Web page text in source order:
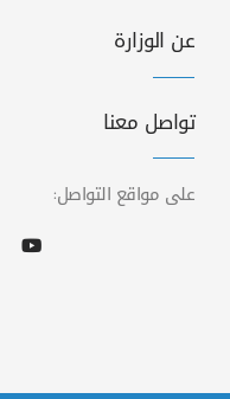
عن الوزارة
تواصل معنا
على مواقع التواصل: